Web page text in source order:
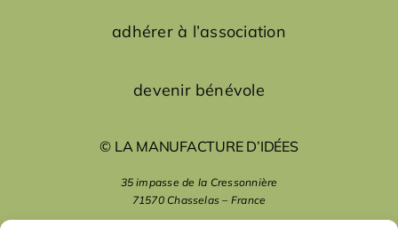
adhérer à l’association
devenir bénévole
© LA MANUFACTURE D’IDÉES
35 impasse de la Cressonnière
71570 Chasselas – France